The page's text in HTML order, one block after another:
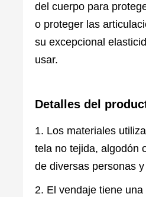
del cuerpo para
o proteger las
su excepcional
usar.
Detalles del
1. Los materiales
tela no tejida, algodón
de diversas personas
2. El vendaje tiene